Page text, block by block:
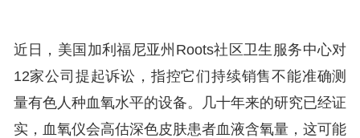
近日，美国加利福尼亚州Roots社区卫生服务中心对
12家公司提起诉讼，指控它们持续销售不能准确测
量有色人种血氧水平的设备。几十年来的研究已经证
实，血氧仪会高估深色皮肤患者血液含氧量，这可能